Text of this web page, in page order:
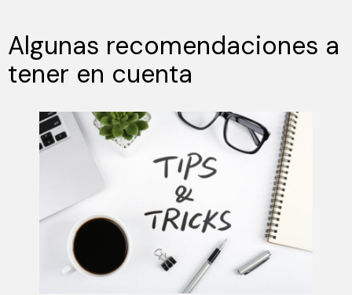
Algunas recomendaciones a
tener en cuenta